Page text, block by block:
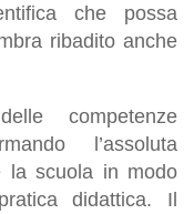
che possa
ribadito anche
competenze
l’assoluta
la scuola in modo
didattica. Il